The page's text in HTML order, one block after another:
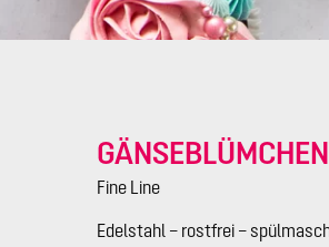
Fine Line
Edelstahl – rostfrei –